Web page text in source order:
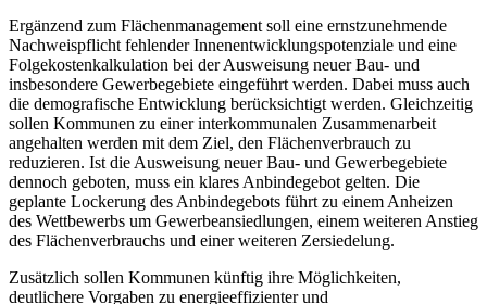
Ergänzend zum Flächenmanagement soll eine ernstzunehmende
Nachweispflicht fehlender Innenentwicklungspotenziale und eine
Folgekostenkalkulation bei der Ausweisung neuer Bau- und
insbesondere Gewerbegebiete eingeführt werden. Dabei muss auch
die demografische Entwicklung berücksichtigt werden. Gleichzeitig
sollen Kommunen zu einer interkommunalen Zusammenarbeit
angehalten werden mit dem Ziel, den Flächenverbrauch zu
reduzieren. Ist die Ausweisung neuer Bau- und Gewerbegebiete
dennoch geboten, muss ein klares Anbindegebot gelten. Die
geplante Lockerung des Anbindegebots führt zu einem Anheizen
des Wettbewerbs um Gewerbeansiedlungen, einem weiteren Anstieg
des Flächenverbrauchs und einer weiteren Zersiedelung.
Zusätzlich sollen Kommunen künftig ihre Möglichkeiten,
deutlichere Vorgaben zu energieeffizienter und